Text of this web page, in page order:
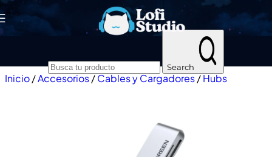
Skip to navigation Skip to main content
Search
Inicio/Accesorios/Cables y Cargadores/Hubs